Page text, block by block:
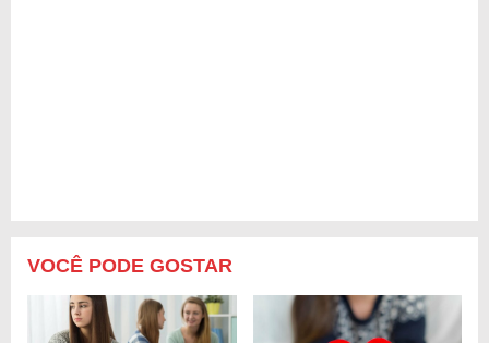
VOCÊ PODE GOSTAR